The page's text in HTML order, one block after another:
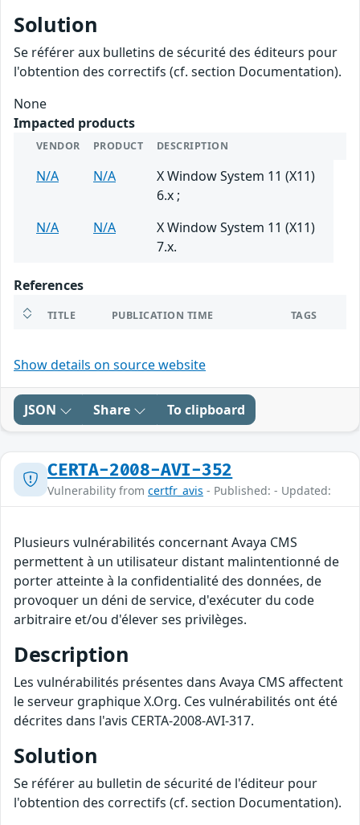
Solution
Se référer aux bulletins de sécurité des éditeurs pour
l'obtention des correctifs (cf. section Documentation).
None
Impacted products
VENDOR PRODUCT DESCRIPTION
N/A N/A
X Window System 11 (X11)
6.x ;
N/A
N/A
X Window System 11 (X11)
7.x.
References
TITLE PUBLICATION TIME TAGS
Show details on source website
JSON Share To clipboard
CERTA-2008-AVI-352
Vulnerability from certfr_avis - Published: - Updated:
Plusieurs vulnérabilités concernant Avaya CMS
permettent à un utilisateur distant malintentionné de
porter atteinte à la confidentialité des données, de
provoquer un déni de service, d'exécuter du code
arbitraire et/ou d'élever ses privilèges.
Description
Les vulnérabilités présentes dans Avaya CMS affectent
le serveur graphique X.Org. Ces vulnérabilités ont été
décrites dans l'avis CERTA-2008-AVI-317.
Solution
Se référer au bulletin de sécurité de l'éditeur pour
l'obtention des correctifs (cf. section Documentation).